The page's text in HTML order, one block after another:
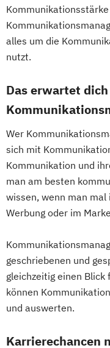
alles um die
nutzt.
Das erwartet
Wer
sich mit
Kommunikation und
man am besten
wissen, wenn man
Werbung oder im
geschriebenen und
gleichzeitig einen
können
und auswerten.
Karrierechancen